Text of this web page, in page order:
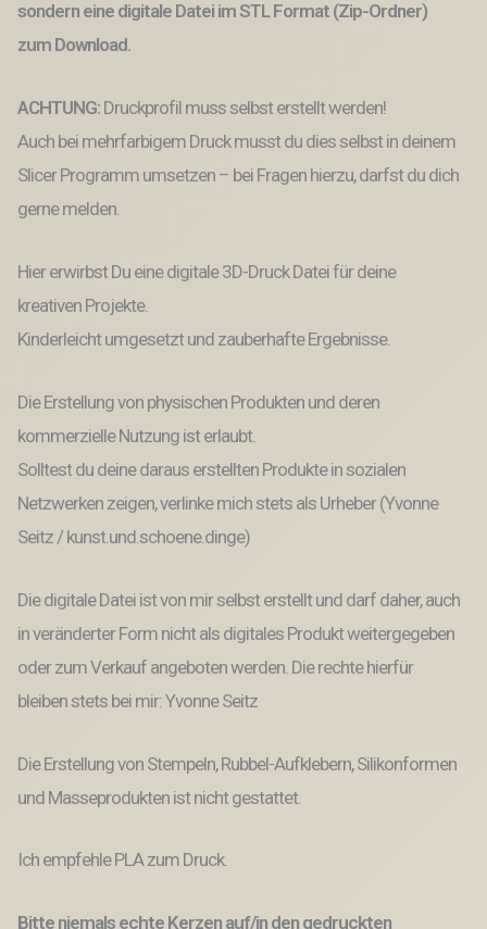
Popöchen"
Druck
sondern eine digitale Datei im STL Format (Zip-Ordner)
zum Download.
ACHTUNG: Druckprofil muss selbst erstellt werden!
Auch bei mehrfarbigem Druck musst du dies selbst in deinem
Slicer Programm umsetzen – bei Fragen hierzu, darfst du dich
gerne melden.
Hier erwirbst Du eine digitale 3D-Druck Datei für deine
kreativen Projekte.
Kinderleicht umgesetzt und zauberhafte Ergebnisse.
Die Erstellung von physischen Produkten und deren
kommerzielle Nutzung ist erlaubt.
Solltest du deine daraus erstellten Produkte in sozialen
Netzwerken zeigen, verlinke mich stets als Urheber (Yvonne
Seitz / kunst.und.schoene.dinge)
Die digitale Datei ist von mir selbst erstellt und darf daher, auch
in veränderter Form nicht als digitales Produkt weitergegeben
oder zum Verkauf angeboten werden. Die rechte hierfür
bleiben stets bei mir: Yvonne Seitz
Die Erstellung von Stempeln, Rubbel-Aufklebern, Silikonformen
und Masseprodukten ist nicht gestattet.
Ich empfehle PLA zum Druck.
Bitte niemals echte Kerzen auf/in den gedruckten